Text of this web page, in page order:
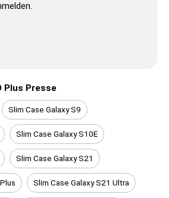
Plus Presse
Slim Case Galaxy S9
Slim Case Galaxy S10E
Slim Case Galaxy S21
Slim Case Galaxy S21 Ultra